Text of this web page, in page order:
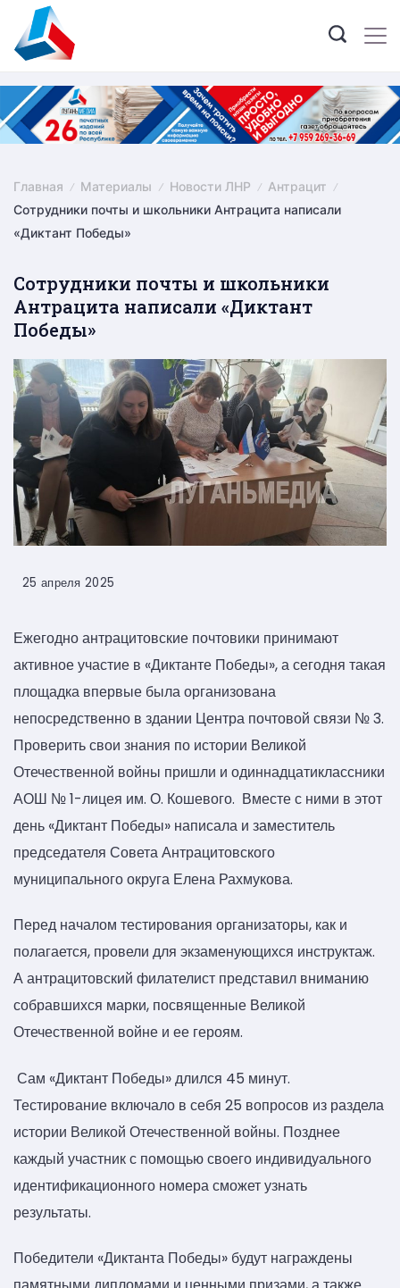
content
Главная Материалы Новости ЛНР
Антрацит
Сотрудники почты и школьники Антрацита написали
«Диктант Победы»
Сотрудники почты и школьники
Антрацита написали «Диктант
Победы»
25 апреля 2025
Ежегодно антрацитовские почтовики принимают
активное участие в «Диктанте Победы», а сегодня такая
площадка впервые была организована
непосредственно в здании Центра почтовой связи № 3.
Проверить свои знания по истории Великой
Отечественной войны пришли и одиннадцатиклассники
АОШ № 1-лицея им. О. Кошевого. Вместе с ними в этот
день «Диктант Победы» написала и заместитель
председателя Совета Антрацитовского
муниципального округа Елена Рахмукова.
Перед началом тестирования организаторы, как и
полагается, провели для экзаменующихся инструктаж.
А антрацитовский филателист представил вниманию
собравшихся марки, посвященные Великой
Отечественной войне и ее героям.
Сам «Диктант Победы» длился 45 минут.
Тестирование включало в себя 25 вопросов из раздела
истории Великой Отечественной войны. Позднее
каждый участник с помощью своего индивидуального
идентификационного номера сможет узнать
результаты.
Победители «Диктанта Победы» будут награждены